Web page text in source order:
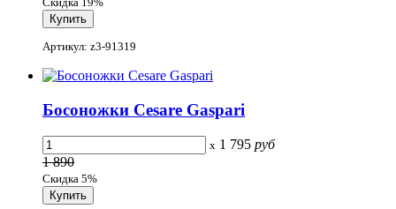
Артикул: z3-91319
Босоножки Cesare Gaspari
x 1 795 руб
1 890
Скидка 5%